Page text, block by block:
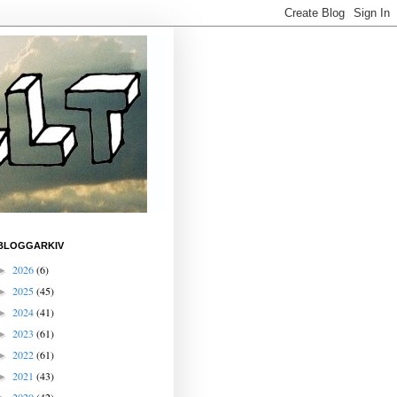
2026(6)
2025(45)
2024(41)
2023 (61)
2022(61)
2021 (43)